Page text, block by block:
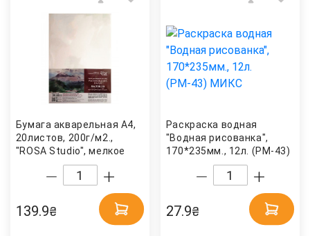
Бумага акварельная А4,
20листов, 200г/м2.,
"ROSA Studio", мелкое
зерно Украина
139.9₴
Раскраска водная
"Водная рисованка",
170*235мм., 12л. (РМ-43)
МИКС Апельсин
27.9₴